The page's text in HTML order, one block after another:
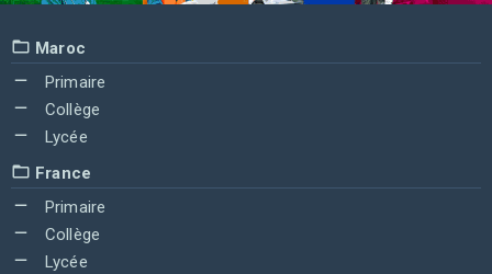
Maroc
Primaire
Collège
Lycée
France
Primaire
Collège
Lycée